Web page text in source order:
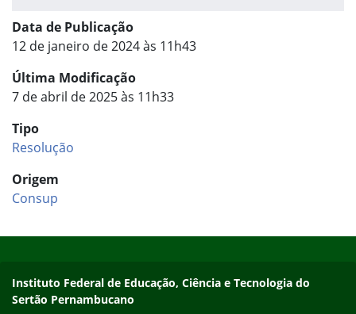
Data de Publicação
12 de janeiro de 2024 às 11h43
Última Modificação
7 de abril de 2025 às 11h33
Tipo
Resolução
Origem
Consup
Endereço
Instituto Federal de Educação, Ciência e Tecnologia do
Sertão Pernambucano